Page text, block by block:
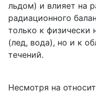
льдом) и влияет на
радиационного
только к физически
(лед, вода), но и к
течений.
Несмотря на